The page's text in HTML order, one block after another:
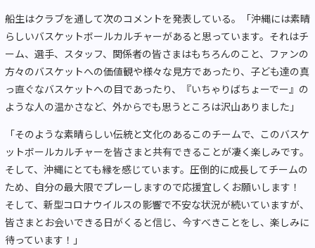
船生はクラブを通して次のコメントを発表している。「沖縄には素晴
らしいバスケットボールカルチャーがあると思っています。それはチ
ーム、選手、スタッフ、関係者の皆さまはもちろんのこと、ファンの
方々のバスケットへの価値観や様々な見方であったり、子ども達の真
っ直ぐなバスケットへの目であったり、『いちゃりばちょーでー』の
ような人の温かさなど、外からでも思うところは沢山ありました」
「そのような素晴らしい伝統と文化のあるこのチームで、このバスケ
ットボールカルチャーを皆さまと共有できることが凄く楽しみです。
そして、沖縄にとても縁を感じています。圧倒的に成長してチームの
ため、自分の最大限でプレーしますので応援宜しくお願いします！
そして、新型コロナウイルスの影響で不安な状況が続いていますが、
皆さまとお会いできる日がくると信じ、今すべきことをし、楽しみに
待っています！」